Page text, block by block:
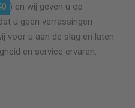
) en wij geven u op
u geen verrassingen
voor u aan de slag en laten
en service ervaren.